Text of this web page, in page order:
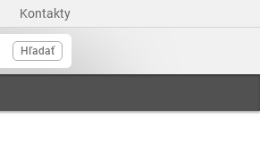
Kontakty
Hľadať